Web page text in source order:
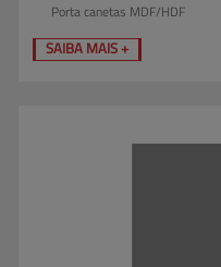
Porta canetas MDF/HDF
SAIBA MAIS +